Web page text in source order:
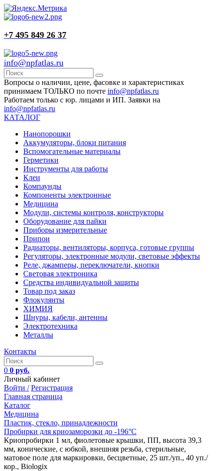
+7 495 849 26 37
info@npfatlas.ru
Вопросы о наличии, цене, фасовке и характеристиках
принимаем ТОЛЬКО по почте info@npfatlas.ru
Работаем только с юр. лицами и ИП. Заявки на
info@npfatlas.ru
КАТАЛОГ
Нанопорошки
Аккумуляторы, блоки питания
Вспомогательные материалы
Герметики
Инструменты для работы
Клеи
Компаунды
Компоненты электронные
Медицина
Модули, системы контроля, конструкторы
Оборудование для пайки
Приборы измерительные
Припои
Радиаторы, вентиляторы, корпуса, готовые группы
Регуляторы, электронные модули, световые эффекты
Реле, джамперы, переключатели, кнопки
Световая электроника
Средства индивидуальной защиты
Товар под заказ
Флокулянты
ХИМИЯ
Шнуры, кабели, антенны
Электротехника
Металлы
Контакты
0 0 руб.
Личный кабинет
Войти / Регистрация
Главная страница
Каталог
Медицина
Пластик, стекло, принадлежности
Пробирки для криозаморозки до -196°С
Криопробирки 1 мл, фиолетовые крышки, ПП, высота 39,3
мм, конические, с юбкой, внешняя резьба, стерильные,
матовое поле для маркировки, бесцветные, 25 шт./уп., 40 уп./
кор., Biologix